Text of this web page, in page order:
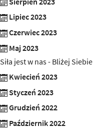
Lipiec 2023
Czerwiec 2023
Maj 2023
Siła jest w nas - Bliżej Siebie
Kwiecień 2023
Styczeń 2023
Grudzień 2022
Październik 2022